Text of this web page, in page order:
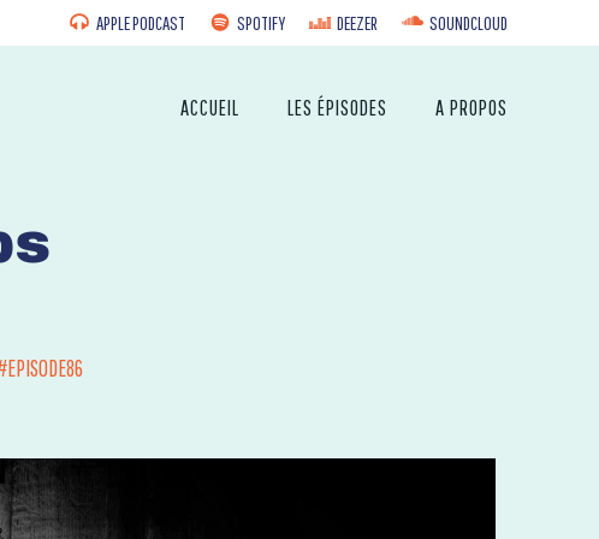
APPLE PODCAST SPOTIFY DEEZER SOUNDCLOUD
ACCUEIL LES ÉPISODES A PROPOS